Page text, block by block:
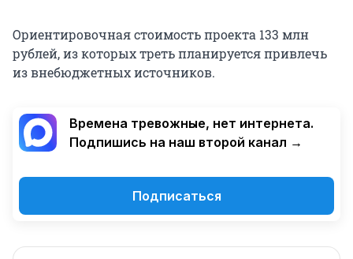
Ориентировочная стоимость проекта 133 млн
рублей, из которых треть планируется привлечь
из внебюджетных источников.
Времена тревожные, нет интернета.
Подпишись на наш второй канал →
Подписаться